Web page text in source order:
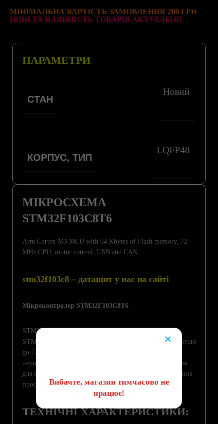
МІНІМАЛЬНА ВАРТІСТЬ ЗАМОВЛЕННЯ 200 ГРН
ЦІНИ ТА НАЯВНІСТЬ ТОВАРІВ АКТУАЛЬНІ!
МІКРОСХЕМА
STM32F103C8T6
Arm Cortex-M3 MCU with 64 Kbytes of Flash memory, 72
MHz CPU, motor control, USB and CAN
stm32f103c8 – даташит у нас на сайті
Мікроконтролер STM32F103C8T6
STM32F103C8T6 – це 32-бітний мікроконтролер від
STMicroelectronics на базі ядра ARM Cortex-M3 з частотою
до 72 МГц. Завдяки високій продуктивності, багатій
периферії та доступній ціні, він є популярним вибором
для вбудованих систем, IoT, робототехніки та навчальних
проєктів.
ТЕХНІЧНІ ХАРАКТЕРИСТИКИ:
ПАРАМЕТРИ
СТАН
Новий
КОРПУС, ТИП
LQFP48
×
Вибачте, магазин тимчасово не
працює!